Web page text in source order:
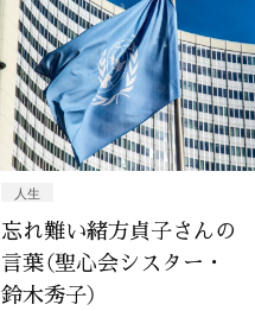
人生
忘れ難い緒方貞子さんの
言葉（聖心会シスター・
鈴木秀子）